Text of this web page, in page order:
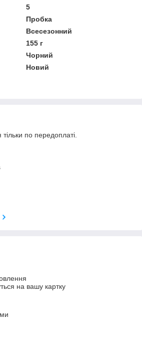
5
Пробка
Всесезонний
155 г
Чорний
Новий
по передоплаті.
на вашу картку